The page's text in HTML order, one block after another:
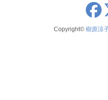
Copyright© 樹原涼